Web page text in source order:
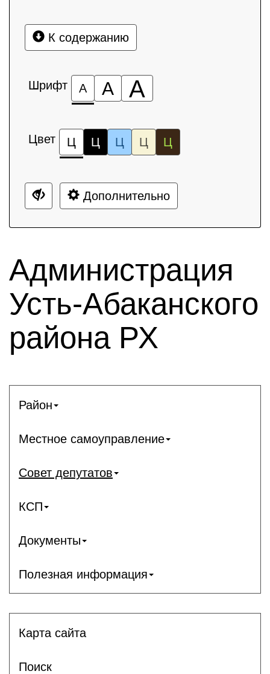
К содержанию
Шрифт А А А
Цвет Ц Ц Ц Ц Ц
Дополнительно
Администрация
Усть-Абаканского
района РХ
Район
Местное самоуправление
Совет депутатов
КСП
Документы
Полезная информация
Карта сайта
Поиск